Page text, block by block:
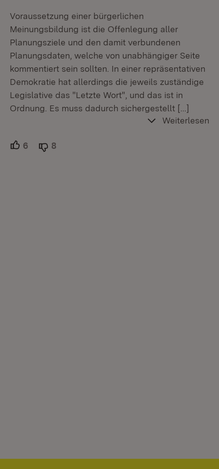
Voraussetzung einer bürgerlichen
Meinungsbildung ist die Offenlegung aller
Planungsziele und den damit verbundenen
Planungsdaten, welche von unabhängiger Seite
kommentiert sein sollten. In einer repräsentativen
Demokratie hat allerdings die jeweils zuständige
Legislative das "Letzte Wort", und das ist in
Ordnung. Es muss dadurch sichergestellt […]
Weiterlesen
6 Unterstützer.
8